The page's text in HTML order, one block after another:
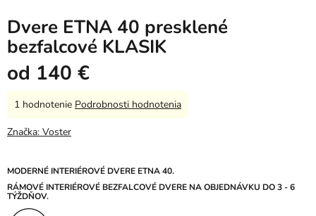
Dvere ETNA 40 presklené
bezfalcové KLASIK
od 140 €
MODERNÉ INTERIÉROVÉ DVERE ETNA 40.
RÁMOVÉ INTERIÉROVÉ BEZFALCOVÉ DVERE NA OBJEDNÁVKU DO 3 - 6
TÝŽDŇOV.
Priemerné
produktu
z
5
hviezdičiek.
1 hodnotenie Podrobnosti hodnotenia
Značka: Voster